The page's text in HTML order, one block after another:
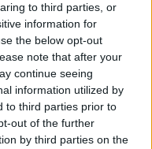
to third parties, or
information for
the below opt-out
note that after your
continue seeing
information utilized by
to third parties prior to
out of the further
by third parties on the
att stänga –
ned på takten i